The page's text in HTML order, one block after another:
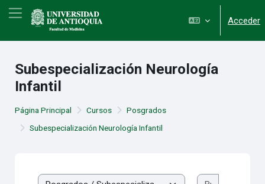
Salta al contenido principal
Panel lateral
Acceder
Subespecialización Neurología
Infantil
Página Principal Cursos
Posgrados
Subespecialización Neurología Infantil